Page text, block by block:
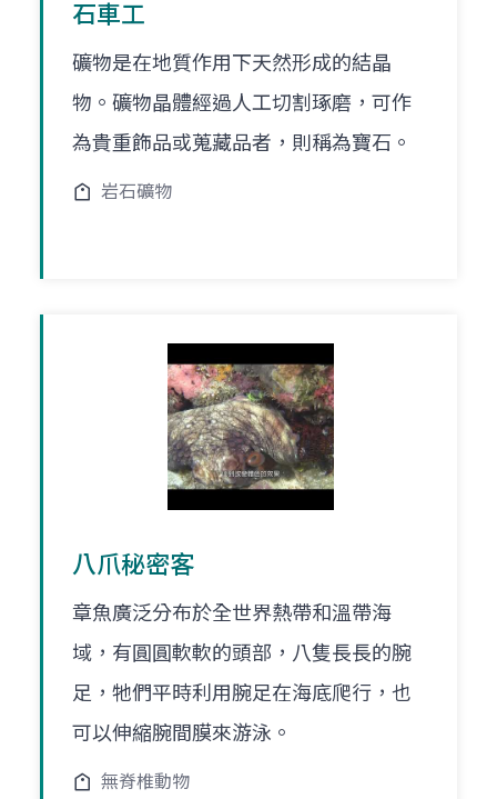
石車工
礦物是在地質作用下天然形成的結晶
物。礦物晶體經過人工切割琢磨，可作
為貴重飾品或蒐藏品者，則稱為寶石。
岩石礦物
八爪秘密客
章魚廣泛分布於全世界熱帶和溫帶海
域，有圓圓軟軟的頭部，八隻長長的腕
足，牠們平時利用腕足在海底爬行，也
可以伸縮腕間膜來游泳。
無脊椎動物